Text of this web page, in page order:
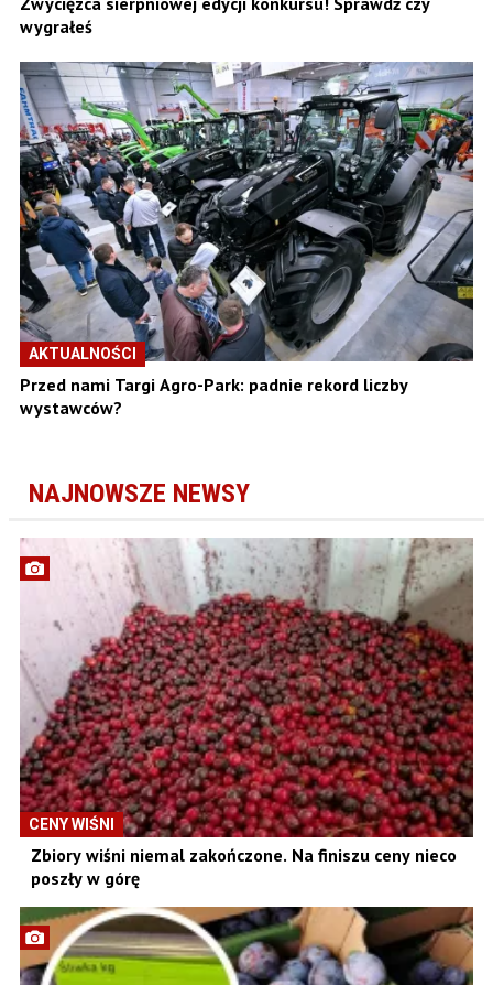
wygrałeś
AKTUALNOŚCI
Przed nami Targi Agro-Park: padnie rekord liczby
wystawców?
NAJNOWSZE NEWSY
CENY WIŚNI
Zbiory wiśni niemal zakończone. Na finiszu ceny nieco
poszły w górę